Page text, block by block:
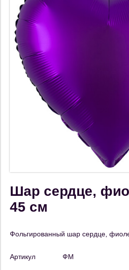
Шар сердце,
45 см
Фольгированный шар сердце,
Артикул ФМ